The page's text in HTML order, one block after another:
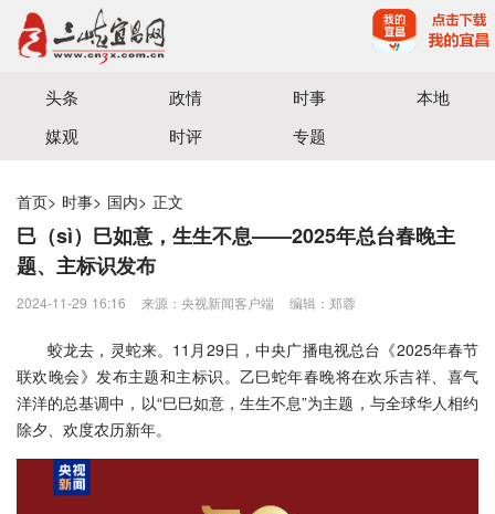
宜昌三峡融媒体中心主办
头条 政情 时事
本地
媒观
时评 专题
首页> 时事> 国内> 正文
巳（sì）巳如意，生生不息——2025年总台春晚主
题、主标识发布
2024-11-29 16:16 来源：央视新闻客户端 编辑：郑蓉
蛟龙去，灵蛇来。11月29日，中央广播电视总台《2025年春节
联欢晚会》发布主题和主标识。乙巳蛇年春晚将在欢乐吉祥、喜气
洋洋的总基调中，以“巳巳如意，生生不息”为主题，与全球华人相约
除夕、欢度农历新年。